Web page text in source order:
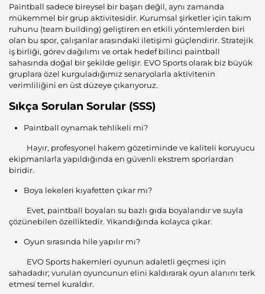
Paintball sadece bireysel bir başarı değil, aynı zamanda
mükemmel bir grup aktivitesidir. Kurumsal şirketler için takım
ruhunu (team building) geliştiren en etkili yöntemlerden biri
olan bu spor, çalışanlar arasındaki iletişimi güçlendirir. Stratejik
iş birliği, görev dağılımı ve ortak hedef bilinci paintball
sahasında doğal bir şekilde gelişir. EVO Sports olarak biz büyük
gruplara özel kurguladığımız senaryolarla aktivitenin
verimliliğini en üst düzeye çıkarıyoruz.
Sıkça Sorulan Sorular (SSS)
Paintball oynamak tehlikeli mi?
Hayır, profesyonel hakem gözetiminde ve kaliteli koruyucu
ekipmanlarla yapıldığında en güvenli ekstrem sporlardan
biridir.
Boya lekeleri kıyafetten çıkar mı?
Evet, paintball boyaları su bazlı gıda boyalarıdır ve suyla
çözünebilen özelliktedir. Yıkandığında kolayca çıkar.
Oyun sırasında hile yapılır mı?
EVO Sports hakemleri oyunun adaletli geçmesi için
sahadadır; vurulan oyuncunun elini kaldırarak oyun alanını terk
etmesi temel kuraldır.